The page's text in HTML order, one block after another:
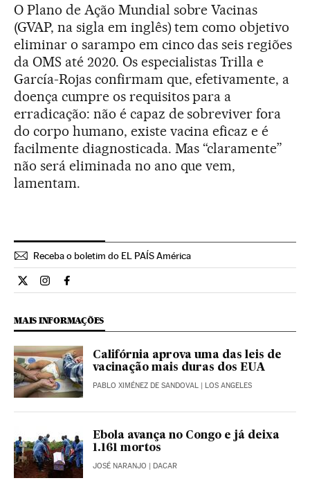
O Plano de Ação Mundial sobre Vacinas
(GVAP, na sigla em inglês) tem como objetivo
eliminar o sarampo em cinco das seis regiões
da OMS até 2020. Os especialistas Trilla e
García-Rojas confirmam que, efetivamente, a
doença cumpre os requisitos para a
erradicação: não é capaz de sobreviver fora
do corpo humano, existe vacina eficaz e é
facilmente diagnosticada. Mas “claramente”
não será eliminada no ano que vem,
lamentam.
Receba o boletim do EL PAÍS América
Internacional El País Brasil en Twitter
Internacional El País Brasil en Instagram
Internacional El País Brasil en Facebook
MAIS INFORMAÇÕES
Califórnia aprova uma das leis de
vacinação mais duras dos EUA
PABLO XIMÉNEZ DE SANDOVAL | LOS ANGELES
Ebola avança no Congo e já deixa
1.161 mortos
JOSÉ NARANJO | DACAR